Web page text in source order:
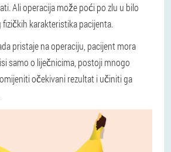
Ali operacija može poći po zlu u bilo
karakteristika pacijenta.
pristaje na operaciju, pacijent mora
samo o liječnicima, postoji mnogo
očekivani rezultat i učiniti ga